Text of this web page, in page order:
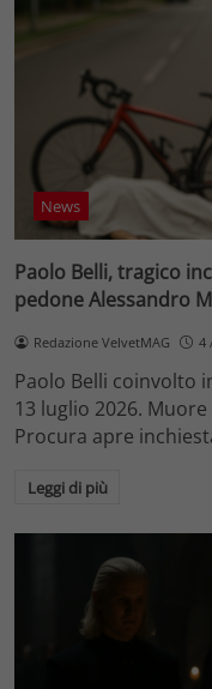
News
Paolo Belli, tragico
pedone Alessandro
Redazione VelvetMAG 4
Paolo Belli coinvolto
13 luglio 2026.
Procura apre
Leggi di più